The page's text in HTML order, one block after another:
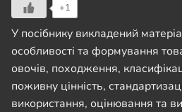
+1
У посібнику викладений
особливості та формування
овочів, походження,
поживну цінність,
використання, оцінювання та